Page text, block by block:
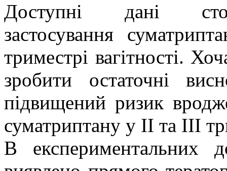
Доступні дані
застосування
триместрі вагітності.
зробити остаточні
підвищений ризик
суматриптану у ІІ та ІІІ
В експериментальних